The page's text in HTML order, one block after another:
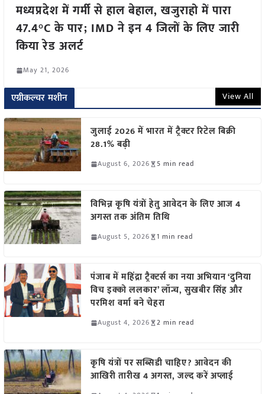
मध्यप्रदेश में गर्मी से हाल बेहाल, खजुराहो में पारा
47.4°C के पार; IMD ने इन 4 जिलों के लिए जारी
किया रेड अलर्ट
May 21, 2026
एग्रीकल्चर मशीन View All
जुलाई 2026 में भारत में ट्रैक्टर रिटेल बिक्री
28.1% बढ़ी
August 6, 2026 5 min read
विभिन्न कृषि यंत्रों हेतु आवेदन के लिए आज 4
अगस्त तक अंतिम तिथि
August 5, 2026 1 min read
पंजाब में महिंद्रा ट्रैक्टर्स का नया अभियान ‘दुनिया
विच इक्को ललकार’ लॉन्च, सुखबीर सिंह और
परमिश वर्मा बने चेहरा
August 4, 2026 2 min read
कृषि यंत्रों पर सब्सिडी चाहिए? आवेदन की
आखिरी तारीख 4 अगस्त, जल्द करें अप्लाई